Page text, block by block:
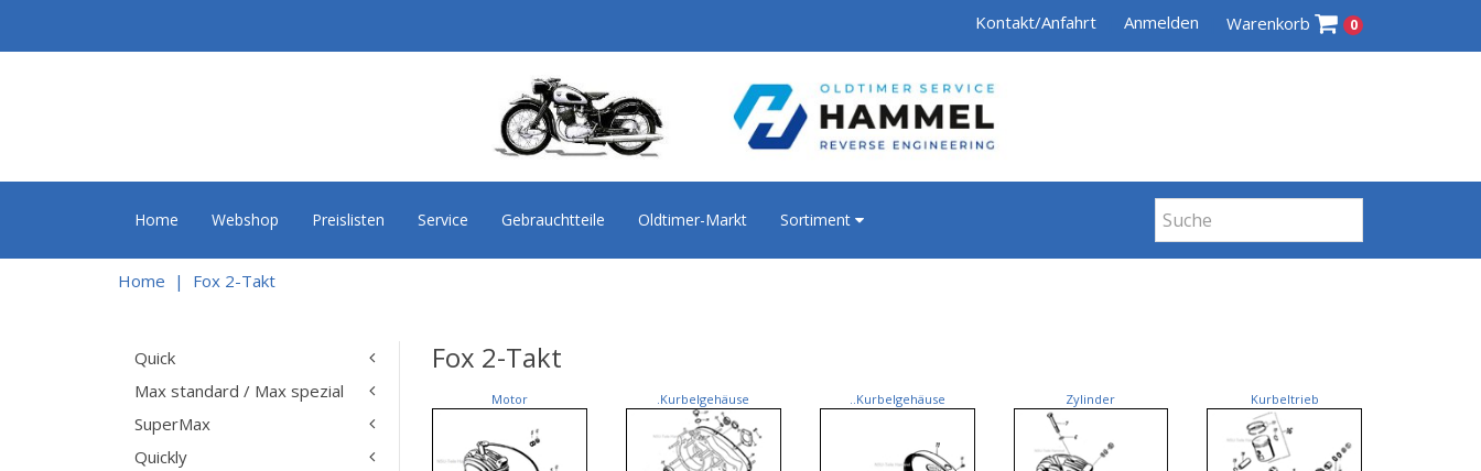
Kontakt/Anfahrt Anmelden Warenkorb 0
Home Webshop Preislisten Service Gebrauchtteile Oldtimer-Markt Sortiment
Home Fox 2-Takt
Quick
Max standard / Max spezial
SuperMax
Quickly
Fox 2-Takt
Motor .Kurbelgehäuse ..Kurbelgehäuse Zylinder Kurbeltrieb